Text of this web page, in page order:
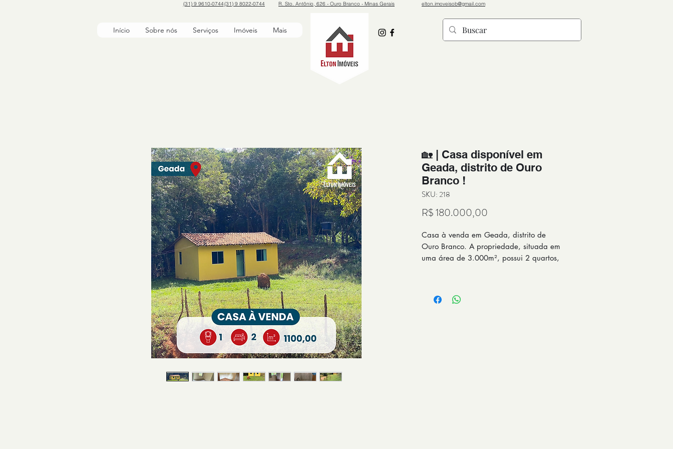
(31) 9 9610-0744(31) 9 8022-0744 R. Sto. Antônio, 626 - Ouro Branco - Minas Gerais elton.imoveisob@gmail.com
Início Sobre nós Serviços Imóveis Mais
🏡 | Casa disponível em
Geada, distrito de Ouro
Branco !
SKU: 218
R$ 180.000,00
Casa à venda em Geada, distrito de
Ouro Branco. A propriedade, situada em
uma área de 3.000m², possui 2 quartos,
acesso, abastecimento de água e ligação